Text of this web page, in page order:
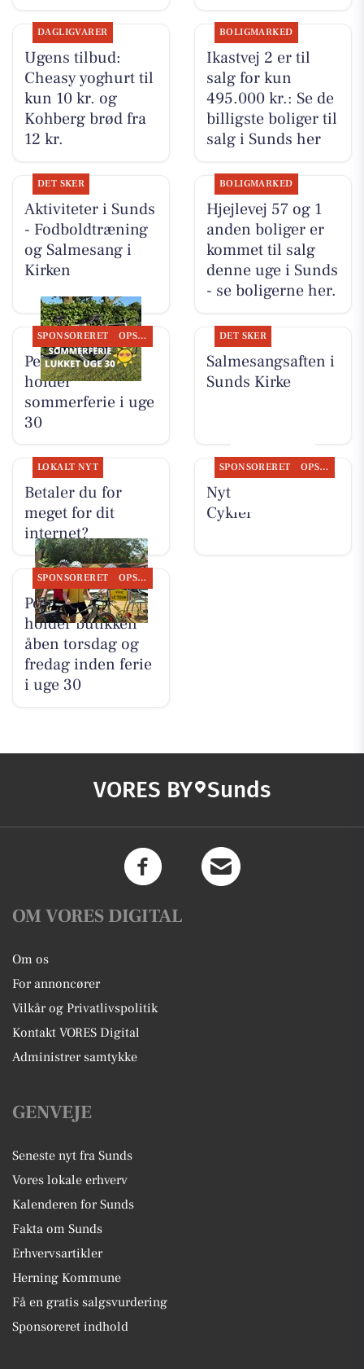
DAGLIGVARER
Ugens tilbud:
Cheasy yoghurt til
kun 10 kr. og
Kohberg brød fra
12 kr.
BOLIGMARKED
Ikastvej 2 er til
salg for kun
495.000 kr.: Se de
billigste boliger til
salg i Sunds her
DET SKER
Aktiviteter i Sunds
- Fodboldtræning
og Salmesang i
Kirken
BOLIGMARKED
Hjejlevej 57 og 1
anden boliger er
kommet til salg
denne uge i Sunds
- se boligerne her.
SPONSORERET OPSLAGSTAVLEN
Per P. Cykler
holder
sommerferie i uge
30
DET SKER
Salmesangsaften i
Sunds Kirke
LOKALT NYT
Betaler du for
meget for dit
internet?
SPONSORERET OPSLAGSTAVLEN
Nyt fra Per P.
Cykler
SPONSORERET OPSLAGSTAVLEN
Per P. Cykler
holder butikken
åben torsdag og
fredag inden ferie
i uge 30
VORES BY Sunds
OM VORES DIGITAL
Om os
For annoncører
Vilkår og Privatlivspolitik
Kontakt VORES Digital
Administrer samtykke
GENVEJE
Seneste nyt fra Sunds
Vores lokale erhverv
Kalenderen for Sunds
Fakta om Sunds
Erhvervsartikler
Herning Kommune
Få en gratis salgsvurdering
Sponsoreret indhold